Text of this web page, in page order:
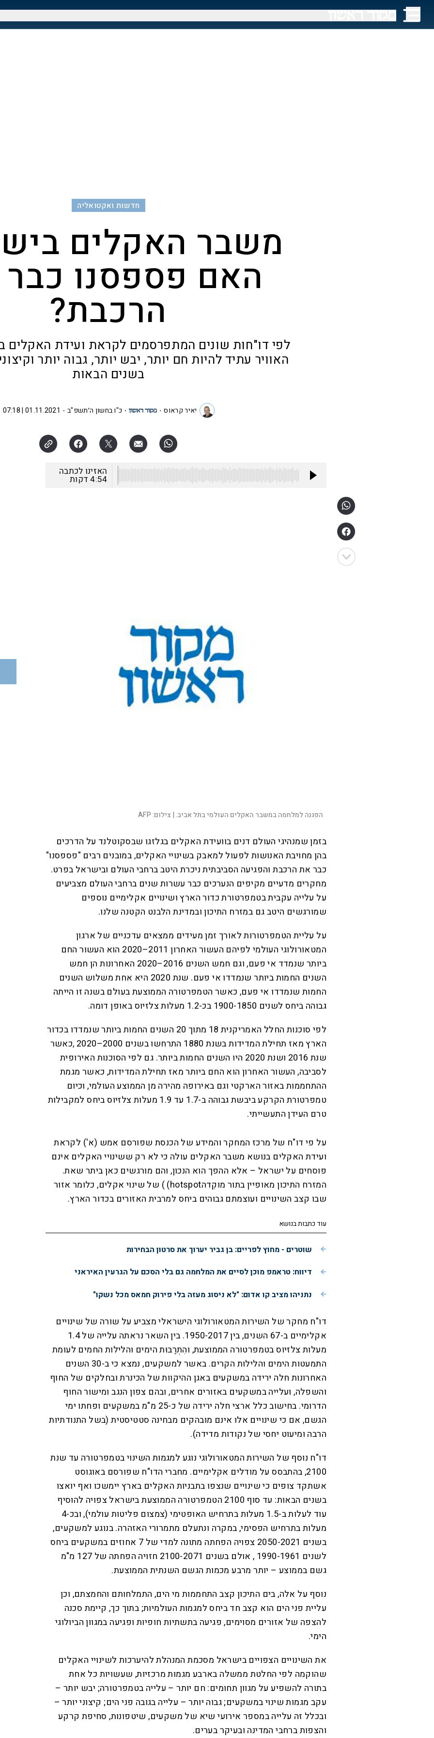
חדשות ואקטואליה
משבר האקלים
האם פספסנו
הרכבת?
לפי דו"חות שונים המתפרסמים לקראת ועידת האקלים
האוויר עתיד להיות חם יותר, יבש יותר, גבוה יותר
בשנים הבאות
יאיר קראוס כ"ו בחשון ה׳תשפ"ב 01.11.2021 | 07:18
האזינו לכתבה
4:54דקות
הפגנה למלחמה במשבר האקלים העולמי בתל אביב. | צילום:AFP
בזמן שמנהיגי העולם דנים בוועידת האקלים בגלזגו שבסקוטלנד על הדרכים
בהן מחויבת האנושות לפעול למאבק בשינויי האקלים, במובנים רבים "פספסנו"
כבר את הרכבת והפגיעה הסביבתית ניכרת היטב ברחבי העולם ובישראל בפרט.
מחקרים מדעיים מקיפים הנערכים כבר עשרות שנים ברחבי העולם מצביעים
על עלייה עקבית בטמפרטורת כדור הארץ ושינויים אקלימיים נוספים
שמורגשים היטב גם במזרח התיכון ובמדינת הלבנט הקטנה שלנו.
על עליית הטמפרטורות לאורך זמן מעידים ממצאים עדכניים של ארגון
המטאורולוגי העולמי לפיהם העשור האחרון 2011–2020 הוא העשור החם
ביותר שנמדד אי פעם, וגם חמש השנים 2016–2020 האחרונות הן חמש
השנים החמות ביותר שנמדדו אי פעם. שנת 2020 היא אחת משלוש השנים
החמות שנמדדו אי פעם, כאשר הטמפרטורה הממוצעת בעולם בשנה זו הייתה
גבוהה ביחס לשנים 1900-1850 בכ-1.2 מעלות צלזיוס באופן דומה.
לפי סוכנות החלל האמריקנית 18 מתוך 20 השנים החמות ביותר שנמדדו בכדור
הארץ מאז תחילת המדידות בשנת 1880 התרחשו בשנים 2000–2020 ,כאשר
שנת 2016 ושנת 2020 היו השנים החמות ביותר. גם לפי הסוכנות האירופית
לסביבה, העשור האחרון הוא החם ביותר מאז תחילת המדידות, כאשר מגמת
ההתחממות באזור הארקטי וגם באירופה מהירה מן הממוצע העולמי, וכיום
טמפרטורת הקרקע ביבשת גבוהה ב-1.7 עד 1.9 מעלות צלזיוס ביחס למקבילות
טרם העידן התעשייתי.
על פי דו"ח של מרכז המחקר והמידע של הכנסת שפורסם אמש (א') לקראת
ועידת האקלים בנושא משבר האקלים עולה כי לא רק ששינויי האקלים אינם
פוסחים על ישראל – אלא ההפך הוא הנכון, והם מורגשים כאן ביתר שאת.
המזרח התיכון מאופיין בתור מוקֵדהhotspot) ) של שינוי אקלים, כלומר אזור
שבו קצב השינויים ועוצמתם גבוהים ביחס למרבית האזורים בכדור הארץ.
עוד כתבות בנושא
שוטרים - מחוץ לפריים: בן גביר יערוך את סרטון הבחירות
דיווח: טראמפ מוכן לסיים את המלחמה גם בלי הסכם על הגרעין האיראני
נתניהו מציב קו אדום: "לא ניסוג מעזה בלי פירוק חמאס מכל נשקו"
דו"ח מחקר של השירות המטאורולוגי הישראלי מצביע על שורה של שינויים
אקלימיים ב-67 השנים, בין 1950-2017. בין השאר נראתה עלייה של 1.4
מעלות צלזיוס בטמפרטורה הממוצעת, והִתְרַבּוּת הימים והלילות החמים לעומת
התמעטות הימים והלילות הקרים. באשר למשקעים, נמצא כי ב-30 השנים
האחרונות חלה ירידה במשקעים באגן ההיקוות של הכינרת ובחלקים של החוף
והשפלה, ועלייה במשקעים באזורים אחרים, ובהם צפון הנגב ומישור החוף
הדרומי. בחישוב כלל ארצי חלה ירידה של כ-25 מ"מ במשקעים ופחתו ימי
הגשם, אם כי שינויים אלו אינם מובהקים מבחינה סטטיסטית (בשל התנודתיות
הרבה ומיעוט יחסי של נקודות מדידה).
דו"ח נוסף של השירות המטאורולוגי נוגע למגמות השינוי בטמפרטורה עד שנת
2100, בהתבסס על מודלים אקלימיים. מחברי הדו"ח שפורסם באוגוסט
אשתקד צופים כי שינויים שנצפו בתבניות האקלים בארץ יימשכו ואף יואצו
בשנים הבאות: עד סוף 2100 הטמפרטורה הממוצעת בישראל צפויה להוסיף
עוד לעלות ב-1.5 מעלות בתרחיש האופטימי (צמצום פליטות עולמי), ובכ-4
מעלות בתרחיש הפסימי, במקרה ונתעלם מתמרורי האזהרה. בנוגע למשקעים,
בשנים 2050-2021 צפויה הפחתה מתונה למדי של 7 אחוזים במשקעים ביחס
לשנים 1990-1961 , אולם בשנים 2100-2071 חזויה הפחתה של 127 מ"מ
גשם בממוצע – יותר מרבע מכמות הגשם השנתית הממוצעת.
נוסף על אלה, בים התיכון קצב התחממות מי הים, התמלחותם והחמצתם, וכן
עליית פני הים הוא קצב חד ביחס למגמות העולמיות; בתוך כך, קיימת סכנה
להצפה של אזורים מסוימים, פגיעה בתשתיות חופיות ופגיעה במגוון הביולוגי
הימי.
את השינויים הצפויים בישראל מסכמת המנהלת להיערכות לשינויי האקלים
שהוקמה לפי החלטת ממשלה בארבע מגמות מרכזיות, שעשויות כל אחת
בתורה להשפיע על מגוון תחומים: חם יותר – עלייה בטמפרטורה; יבש יותר –
עקב מגמות שינוי במשקעים; גבוה יותר – עלייה בגובה פני הים; קיצוני יותר –
ובכלל זה עלייה במספר אירועי שיא של משקעים, שיטפונות, סחיפת קרקע
והצפות ברחבי המדינה ובעיקר בערים.